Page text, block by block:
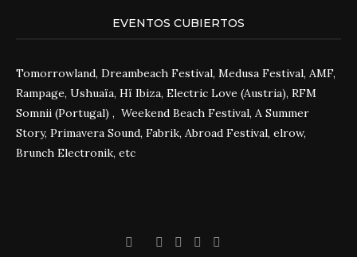
EVENTOS CUBIERTOS
Tomorrowland, Dreambeach Festival, Medusa Festival, AMF,
Rampage, Ushuaïa, Hï Ibiza, Electric Love (Austria), RFM
Somnii (Portugal) , Weekend Beach Festival, A Summer
Story, Primavera Sound, Fabrik, Abroad Festival, elrow,
Brunch Electronik, etc